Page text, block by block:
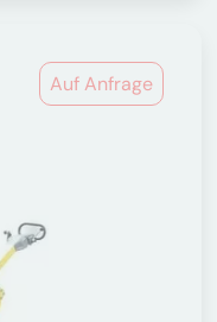
Auf Anfrage